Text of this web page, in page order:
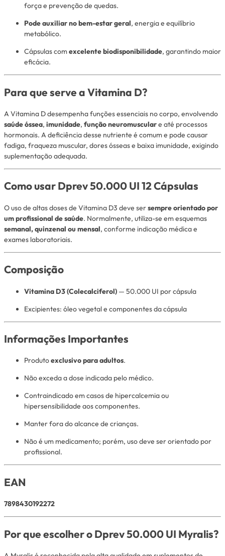
força e prevenção de quedas.
Pode auxiliar no bem-estar geral, energia e equilíbrio
metabólico.
Cápsulas comexcelente biodisponibilidade, garantindo maior
eficácia.
Para que serve a Vitamina D?
A Vitamina D desempenha funções essenciais no corpo, envolvendo
saúde óssea, imunidade, função neuromusculare até processos
hormonais. A deficiência desse nutriente é comum e pode causar
fadiga, fraqueza muscular, dores ósseas e baixa imunidade, exigindo
suplementação adequada.
Como usar Dprev 50.000 UI 12 Cápsulas
O uso de altas doses de Vitamina D3 deve sersempre orientado por
um profissional de saúde. Normalmente, utiliza-se em esquemas
semanal, quinzenal ou mensal, conforme indicação médica e
exames laboratoriais.
Composição
Vitamina D3 (Colecalciferol) — 50.000 UI por cápsula
Excipientes: óleo vegetal e componentes da cápsula
Informações Importantes
Produtoexclusivo para adultos.
Não exceda a dose indicada pelo médico.
Contraindicado em casos de hipercalcemia ou
hipersensibilidade aos componentes.
Manter fora do alcance de crianças.
Não é um medicamento; porém, uso deve ser orientado por
profissional.
EAN
7898430192272
Por que escolher o Dprev 50.000 UI Myralis?